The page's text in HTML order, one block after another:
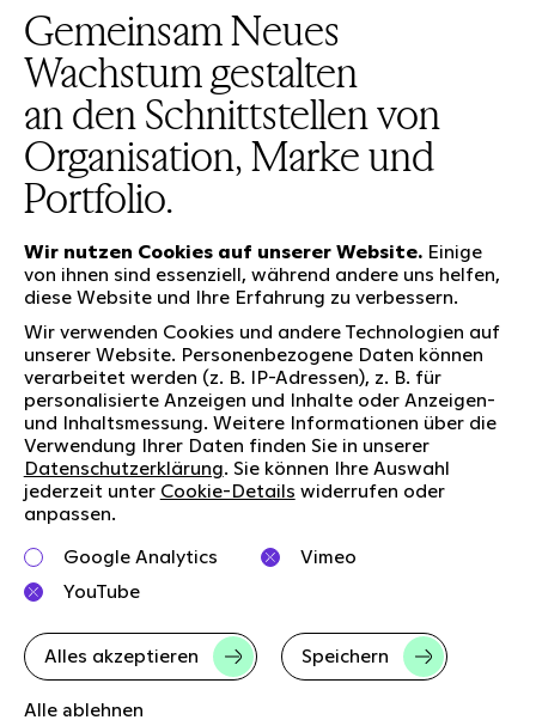
Wir nutzen Cookies auf unserer Website.Einige
von ihnen sind essenziell, während andere uns helfen,
diese Website und Ihre Erfahrung zu verbessern.
Wir verwenden Cookies und andere Technologien auf
unserer Website. Personenbezogene Daten können
verarbeitet werden (z. B. IP-Adressen), z. B. für
personalisierte Anzeigen und Inhalte oder Anzeigen-
und Inhaltsmessung. Weitere Informationen über die
Verwendung Ihrer Daten finden Sie in unserer
Datenschutzerklärung. Sie können Ihre Auswahl
jederzeit unter Cookie-Details widerrufen oder
anpassen.
Google Analytics
Vimeo
YouTube
Alles akzeptieren Speichern
Alle ablehnen
Gemeinsam Neues
Wachstum gestalten
an den Schnittstellen von
Organisation, Marke und
Portfolio.
Unsere Leistungen
Wer wir sind
Jobs
Unsere Verantwortung
Kontakt
Charta der Vielfalt
Right to Speak
Social Media
Newsletter
LinkedIn
Kununu
Impressum Datenschutz AGB Cookie-Details